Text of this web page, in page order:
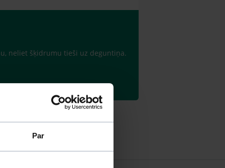
Par
neliet šķidrumu tieši uz deguntiņa.